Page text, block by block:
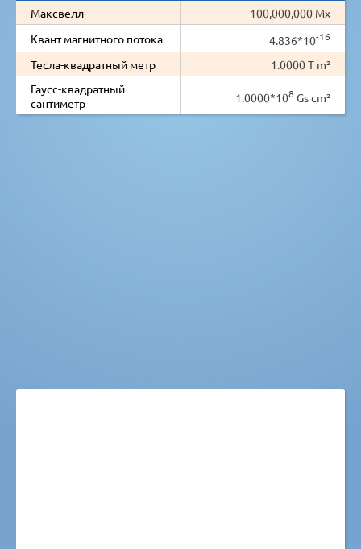
Максвелл
100,000,000 Mx
Квант магнитного потока
4.836*10-16
Тесла-квадратный метр
1.0000 T m²
Гаусс-квадратный
сантиметр
1.0000*108 Gs cm²